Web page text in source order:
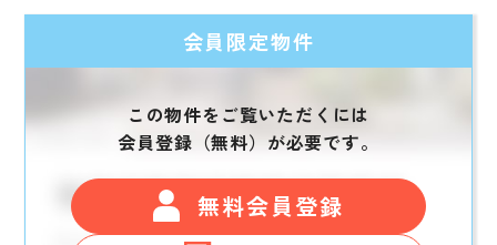
会員限定物件
この物件をご覧いただくには
会員登録（無料）が必要です。
無料会員登録